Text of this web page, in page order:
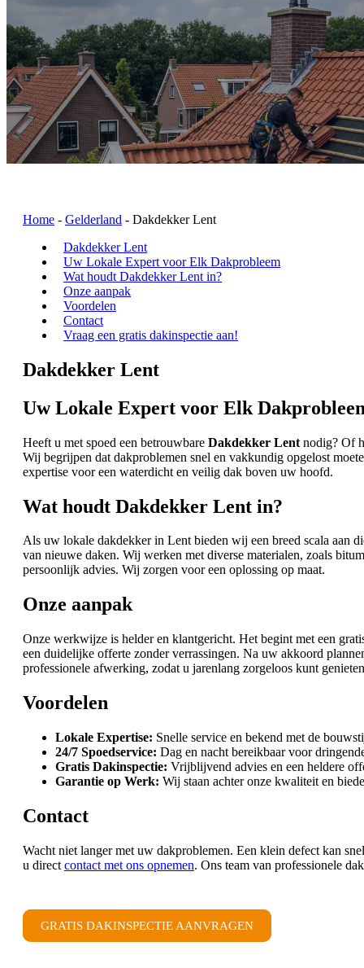
Home - Gelderland - Dakdekker Lent
Dakdekker Lent
Uw Lokale Expert voor Elk Dakprobleem
Wat houdt Dakdekker Lent in?
Onze aanpak
Voordelen
Contact
Vraag een gratis dakinspectie aan!
Dakdekker Lent
Uw Lokale Expert voor Elk
Heeft u met spoed een betrouwbare Dakdekker Lent nodig? Of
Wij begrijpen dat dakproblemen snel en vakkundig opgelost
expertise voor een waterdicht en veilig dak boven uw hoofd.
Wat houdt Dakdekker Lent in?
Als uw lokale dakdekker in Lent bieden wij een breed scala aan
van nieuwe daken. Wij werken met diverse materialen, zoals
persoonlijk advies. Wij zorgen voor een oplossing op maat.
Onze aanpak
Onze werkwijze is helder en klantgericht. Het begint met een
een duidelijke offerte zonder verrassingen. Na uw akkoord
professionele afwerking, zodat u jarenlang zorgeloos kunt
Voordelen
Lokale Expertise: Snelle service en bekend met de
24/7 Spoedservice: Dag en nacht bereikbaar voor
Gratis Dakinspectie: Vrijblijvend advies en een heldere
Garantie op Werk: Wij staan achter onze kwaliteit en
Contact
Wacht niet langer met uw dakproblemen. Een klein defect kan
u direct contact met ons opnemen. Ons team van professionele
GRATIS DAKINSPECTIE AANVRAGEN